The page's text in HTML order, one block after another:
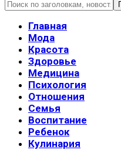
Главная
Мода
Красота
Здоровье
Медицина
Психология
Отношения
Семья
Воспитание
Ребенок
Кулинария